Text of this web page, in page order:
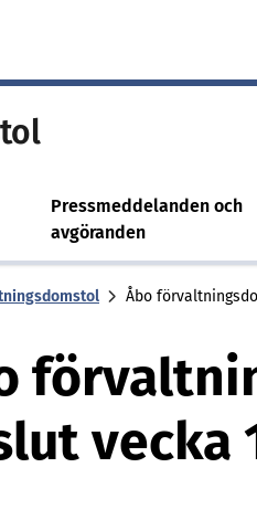
Pressmeddelanden och
avgöranden
Åbo
vecka